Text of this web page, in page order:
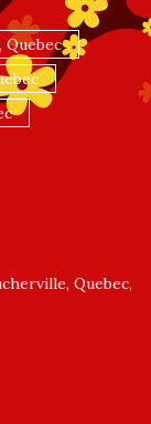
Quebec
Quebec,